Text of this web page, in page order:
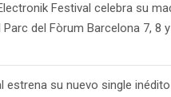
Festival celebra su
Parc del Fòrum Barcelona 7, 8
estrena su nuevo single